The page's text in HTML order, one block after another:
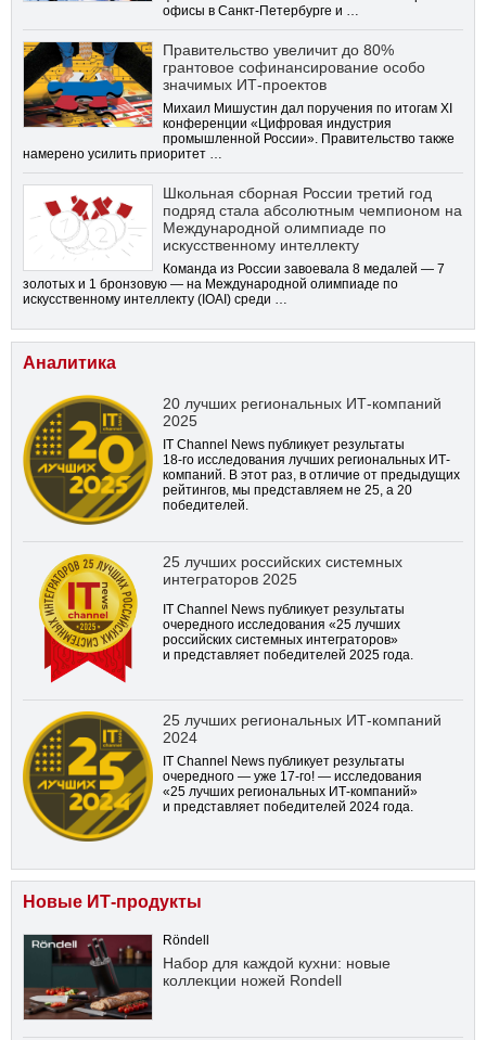
офисы в Санкт-Петербурге и …
Правительство увеличит до 80%
грантовое софинансирование особо
значимых ИТ-проектов
Михаил Мишустин дал поручения по итогам XI
конференции «Цифровая индустрия
промышленной России». Правительство также
намерено усилить приоритет …
Школьная сборная России третий год
подряд стала абсолютным чемпионом на
Международной олимпиаде по
искусственному интеллекту
Команда из России завоевала 8 медалей — 7
золотых и 1 бронзовую — на Международной олимпиаде по
искусственному интеллекту (IOAI) среди …
Аналитика
20 лучших региональных ИТ-компаний
2025
IT Channel News публикует результаты
18-го исследования лучших региональных ИТ-
компаний. В этот раз, в отличие от предыдущих
рейтингов, мы представляем не 25, а 20
победителей.
25 лучших российских системных
интеграторов 2025
IT Channel News публикует результаты
очередного исследования «25 лучших
российских системных интеграторов»
и представляет победителей 2025 года.
25 лучших региональных ИТ-компаний
2024
IT Channel News публикует результаты
очередного — уже 17-го! — исследования
«25 лучших региональных ИТ-компаний»
и представляет победителей 2024 года.
Новые ИТ-продукты
Röndell
Набор для каждой кухни: новые
коллекции ножей Rondell